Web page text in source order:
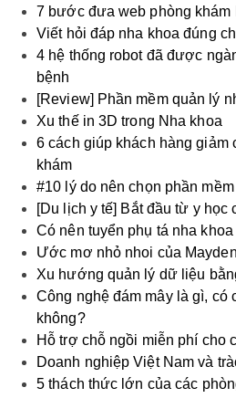
7 bước đưa web phòng khám
Viết hỏi đáp nha khoa đúng
4 hệ thống robot đã được
bệnh
[Review] Phần mềm quản lý
Xu thế in 3D trong Nha khoa
6 cách giúp khách hàng giảm
khám
#10 lý do nên chọn phần
[Du lịch y tế] Bắt đầu từ y học
Có nên tuyển phụ tá nha
Ước mơ nhỏ nhoi của
Xu hướng quản lý dữ liệu
Công nghệ đám mây là gì, có
không?
Hỗ trợ chỗ ngồi miễn phí cho
Doanh nghiệp Việt Nam và
5 thách thức lớn của các